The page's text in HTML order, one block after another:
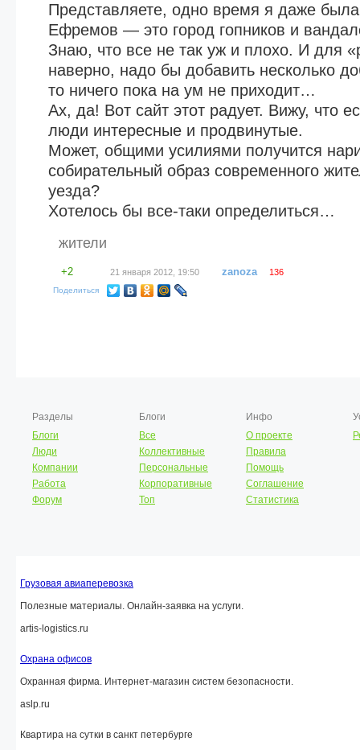
Представляете, одно время я даже
Ефремов — это город гопников и
Знаю, что все не так уж и плохо. И для
наверно, надо бы добавить несколько
то ничего пока на ум не приходит…
Ах, да! Вот сайт этот радует. Вижу, что
люди интересные и продвинутые.
Может, общими усилиями получится
собирательный образ современного
уезда?
Хотелось бы все-таки определиться…
жители
+2 21 января 2012, 19:50 zanoza 136
Поделиться
Разделы
Блоги
Люди
Компании
Работа
Форум
Блоги
Все
Коллективные
Персональные
Корпоративные
Топ
Инфо
О проекте
Правила
Помощь
Соглашение
Статистика
Грузовая авиаперевозка
Полезные материалы. Онлайн-заявка на услуги.
artis-logistics.ru
Охрана офисов
Охранная фирма. Интернет-магазин систем безопасности.
aslp.ru
Квартира на сутки в санкт петербурге